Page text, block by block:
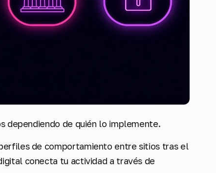
dependiendo de quién lo implemente.
de comportamiento entre sitios tras el
conecta tu actividad a través de